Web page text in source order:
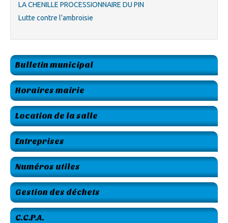
LA CHENILLE PROCESSIONNAIRE DU PIN
Lutte contre l’ambroisie
Bulletin municipal
Horaires mairie
Location de la salle
Entreprises
Numéros utiles
Gestion des déchets
C.C.P.A.